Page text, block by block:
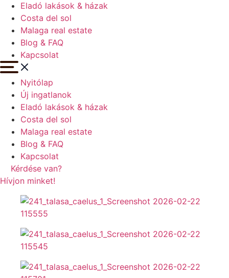
Eladó lakások & házak
Costa del sol
Malaga real estate
Blog & FAQ
Kapcsolat
Nyitólap
Új ingatlanok
Eladó lakások & házak
Costa del sol
Malaga real estate
Blog & FAQ
Kapcsolat
Kérdése van?
Hívjon minket!